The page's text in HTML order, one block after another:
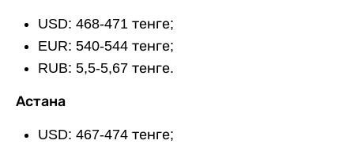
USD: 468-471 тенге;
EUR: 540-544 тенге;
RUB: 5,5-5,67 тенге.
Астана
USD: 467-474 тенге;